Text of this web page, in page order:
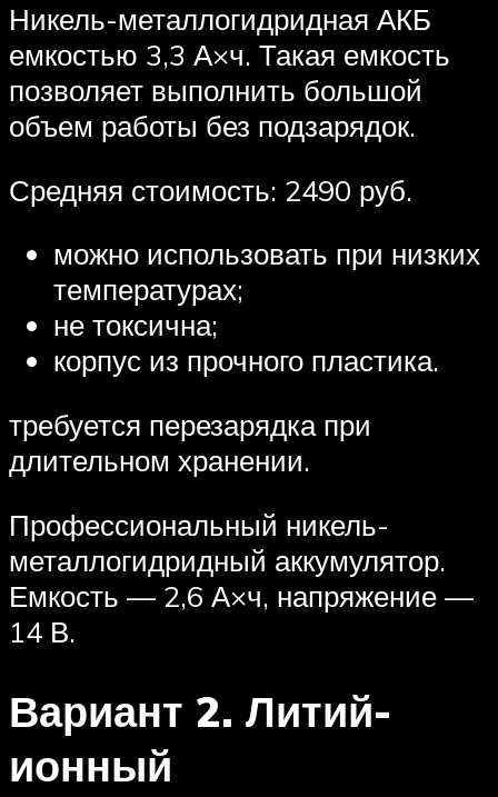
Никель-металлогидридная АКБ
емкостью 3,3 А×ч. Такая емкость
позволяет выполнить большой
объем работы без подзарядок.
Средняя стоимость: 2490 руб.
можно использовать при низких
температурах;
не токсична;
корпус из прочного пластика.
требуется перезарядка при
длительном хранении.
Профессиональный никель-
металлогидридный аккумулятор.
Емкость — 2,6 А×ч, напряжение —
14 В.
Вариант 2. Литий-
ионный